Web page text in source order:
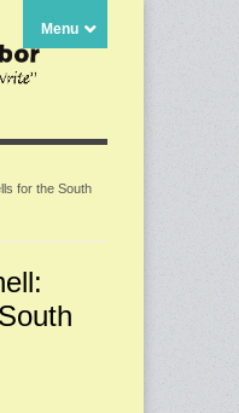
Menu
for the South